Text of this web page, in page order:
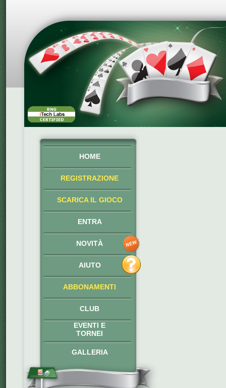
HOME
REGISTRAZIONE
SCARICA IL GIOCO
ENTRA
NOVITÀ
AIUTO
ABBONAMENTI
CLUB
EVENTI E
TORNEI
GALLERIA